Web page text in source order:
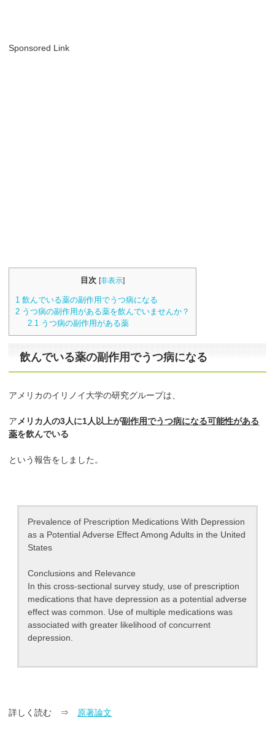
Sponsored Link
目次 [非表示]
1 飲んでいる薬の副作用でうつ病になる
2 うつ病の副作用がある薬を飲んでいませんか？
2.1 うつ病の副作用がある薬
飲んでいる薬の副作用でうつ病になる
アメリカのイリノイ大学の研究グループは、
ア メリカ人の3人に1人以上が副作用でうつ病になる可能性がある
薬を飲んでいる
という報告をしました。
Prevalence of Prescription Medications With Depression
as a Potential Adverse Effect Among Adults in the United
States
Conclusions and Relevance
In this cross-sectional survey study, use of prescription
medications that have depression as a potential adverse
effect was common. Use of multiple medications was
associated with greater likelihood of concurrent
depression.
詳しく読む ⇒ 原著論文